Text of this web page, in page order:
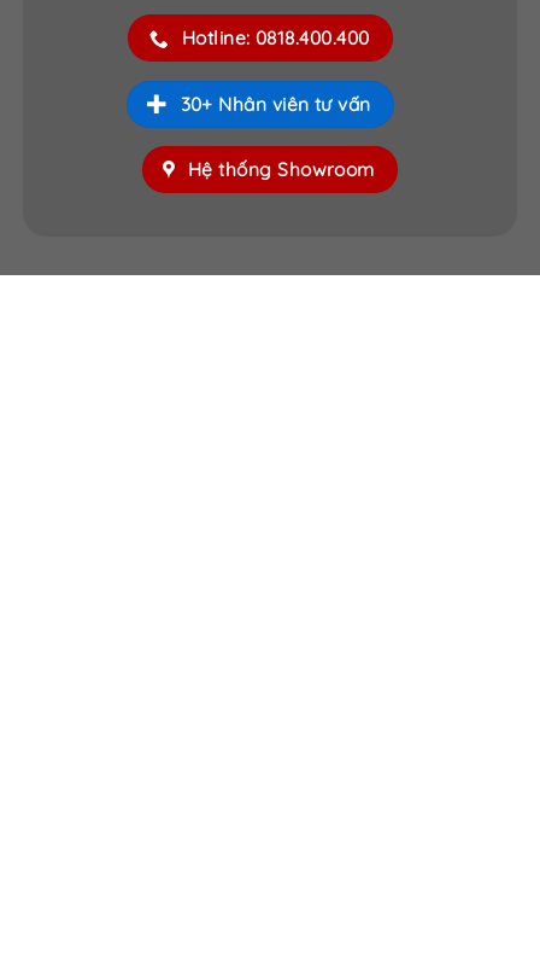
Hotline: 0818.400.400
30+ Nhân viên tư vấn
Hệ thống Showroom